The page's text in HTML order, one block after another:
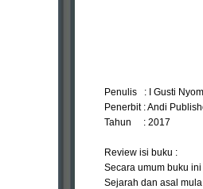
Penulis : I Gusti
Penerbit : Andi
Tahun : 2017
Review isi buku :
Secara umum buku
Sejarah dan asal